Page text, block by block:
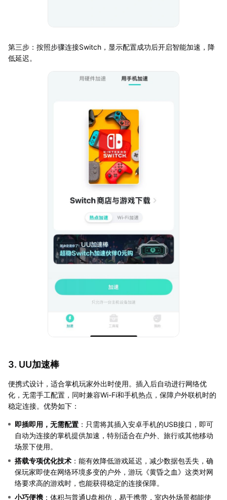
第三步：按照步骤连接Switch，显示配置成功后开启智能加速，降
低延迟。
3. UU加速棒
便携式设计，适合掌机玩家外出时使用。插入后自动进行网络优
化，无需手工配置，同时兼容Wi-Fi和手机热点，保障户外联机时的
稳定连接。优势如下：
即插即用，无需配置 ：只需将其插入安卓手机的USB接口，即可
自动为连接的掌机提供加速，特别适合在户外、旅行或其他移动
场景下使用。
搭载专项优化技术 ：能有效降低游戏延迟，减少数据包丢失，确
保玩家即使在网络环境多变的户外，游玩《黄昏之血》这类对网
络要求高的游戏时，也能获得稳定的连接保障。
小巧便携 ：体积与普通U盘相仿，易于携带，室内外场景都能使